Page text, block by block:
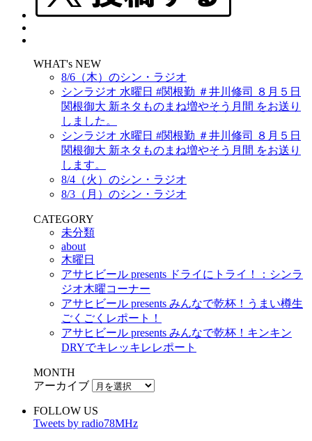
WHAT's NEW
8/6（木）のシン・ラジオ
シンラジオ 水曜日 #関根勤 ＃井川修司 ８月５日
関根御大 新ネタものまね増やそう月間 をお送り
しました。
シンラジオ 水曜日 #関根勤 ＃井川修司 ８月５日
関根御大 新ネタものまね増やそう月間 をお送り
します。
8/4（火）のシン・ラジオ
8/3（月）のシン・ラジオ
CATEGORY
未分類
about
木曜日
アサヒビール presents ドライにトライ！：シンラ
ジオ木曜コーナー
アサヒビール presents みんなで乾杯！うまい樽生
ごくごくレポート！
アサヒビール presents みんなで乾杯！キンキン
DRYでキレッキレレポート
MONTH
アーカイブ
FOLLOW US
Tweets by radio78MHz